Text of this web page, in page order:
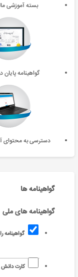
بسته آموزشی
گواهینامه پایان
دسترسی به محتوای
گواهینامه ها
گواهینامه های ملی
گواهینامه
کارت